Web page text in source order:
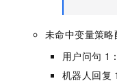
未命中变量策
用户问句 1
机器人回复